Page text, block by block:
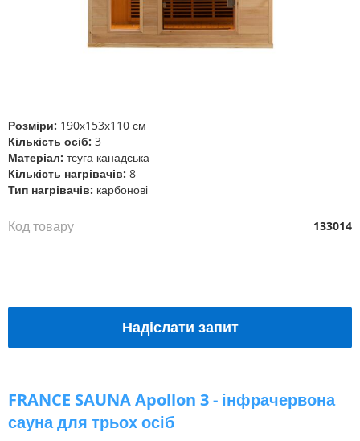
зображень
Розміри: 190х153х110 см
Кількість осіб: 3
Матеріал: тсуга канадська
Кількість нагрівачів: 8
Тип нагрівачів: карбонові
Код товару 133014
Надіслати запит
FRANCE SAUNAApollon 3 - інфрачервона
сауна для трьох осіб